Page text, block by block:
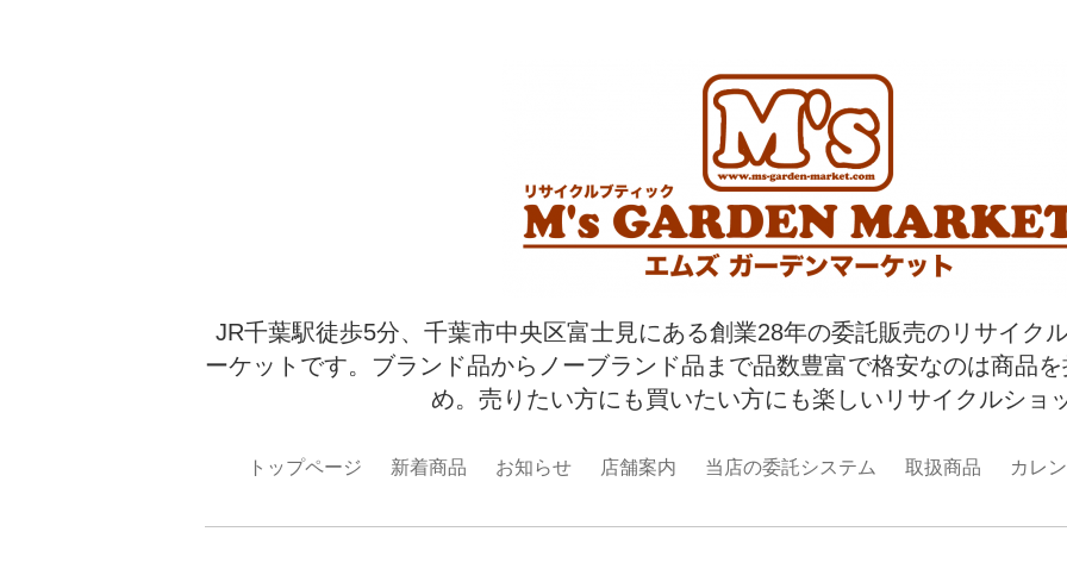
JR千葉駅徒歩5分、千葉市中央区富士見にある創業28年の委託販売のリサイク
ーケットです。ブランド品からノーブランド品まで品数豊富で格安なのは商品
め。売りたい方にも買いたい方にも楽しいリサイクルショ
トップページ 新着商品 お知らせ 店舗案内 当店の委託システム 取扱商品 カレ